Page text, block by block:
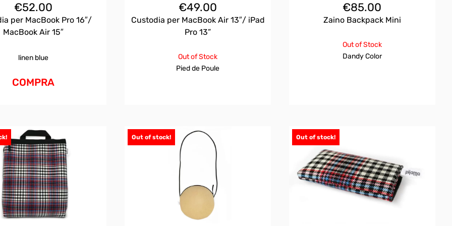
€52.00
per MacBook Pro 16″/
MacBook Air 15″
linen blue
COMPRA
€49.00
Custodia per MacBook Air 13″/ iPad
Pro 13”
Out of Stock
Pied de Poule
€85.00
Zaino Backpack Mini
Out of Stock
Dandy Color
Out of stock! Out of stock!